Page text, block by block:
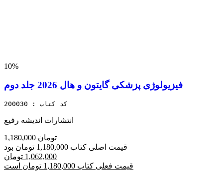
10%
فیزیولوژی پزشکی گایتون و هال 2026 جلد دوم
کد کتاب : 200030
انتشارات اندیشه رفیع
1,180,000 تومان
قیمت اصلی کتاب 1,180,000 تومان بود
1,062,000 تومان
قیمت فعلی کتاب 1,180,000 تومان است